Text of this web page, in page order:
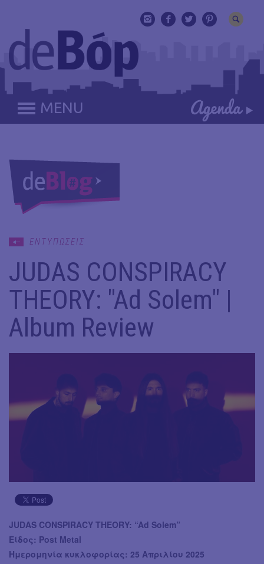
MENU
ΕΝΤΥΠΩΣΕΙΣ
JUDAS CONSPIRACY
THEORY: "Ad Solem" |
Album Review
JUDAS CONSPIRACY THEORY: “Ad Solem”
Είδος: Post Metal
Ημερομηνία κυκλοφορίας: 25 Απριλίου 2025